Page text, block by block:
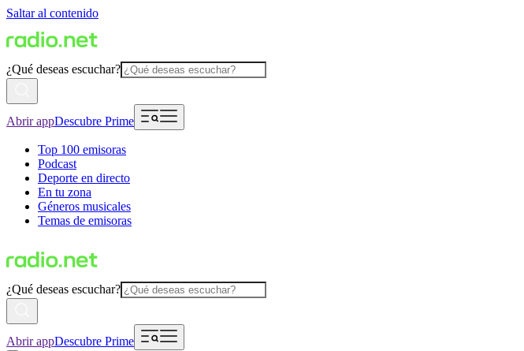
Saltar al contenido
¿Qué deseas escuchar?
Abrir appDescubre Prime
Top 100 emisoras
Podcast
Deporte en directo
En tu zona
Géneros musicales
Temas de emisoras
¿Qué deseas escuchar?
Abrir appDescubre Prime